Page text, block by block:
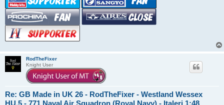
RodTheFixer
Knight User
Re: GB Made in UK 26 - RodTheFixer - Westland Wessex
HU.5 - 771 Naval Air Squadron (Royal Navy) - Italeri 1:48